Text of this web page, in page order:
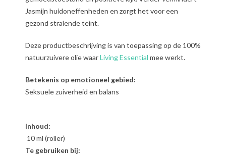
Jasmijn huidoneffenheden en zorgt het voor een
gezond stralende teint.
Deze productbeschrijving is van toepassing op de 100%
natuurzuivere olie waarLiving Essential mee werkt.
Betekenis op emotioneel gebied:
Seksuele zuiverheid en balans
Inhoud:
10 ml (roller)
Te gebruiken bij: